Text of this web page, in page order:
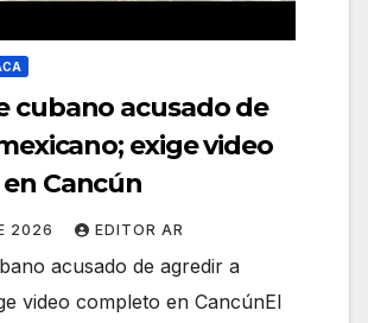
cubano acusado de
exige video
Cancún
2026 EDITOR AR
acusado de agredir a
video completo en CancúnEl